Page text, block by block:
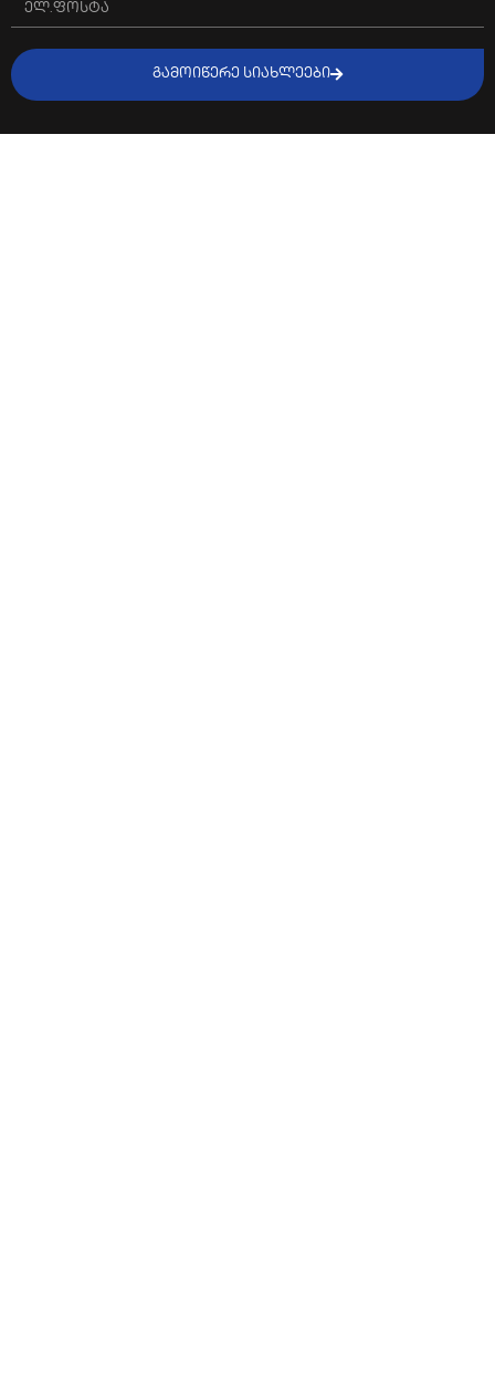
ᲒᲐᲛᲝᲘᲬᲔᲠᲔ ᲡᲘᲐᲮᲚᲔᲔᲑᲘ